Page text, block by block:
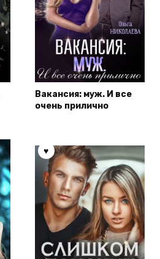
Вакансия: муж. И все
очень прилично